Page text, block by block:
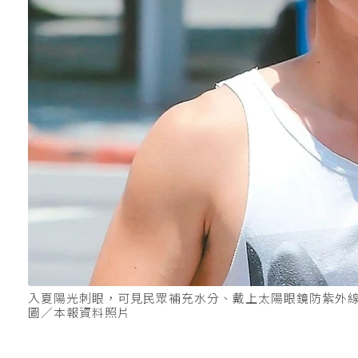
入夏陽光刺眼，可見民眾補充水分、戴上太陽眼鏡防紫外
圖／本報資料照片